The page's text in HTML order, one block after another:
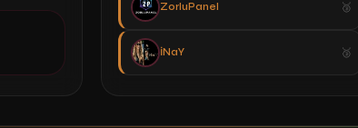
ZorluPanel
İNaY